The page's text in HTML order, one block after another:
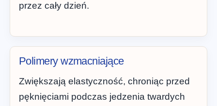
przez cały dzień.
Polimery wzmacniające
Zwiększają elastyczność, chroniąc przed
pęknięciami podczas jedzenia twardych